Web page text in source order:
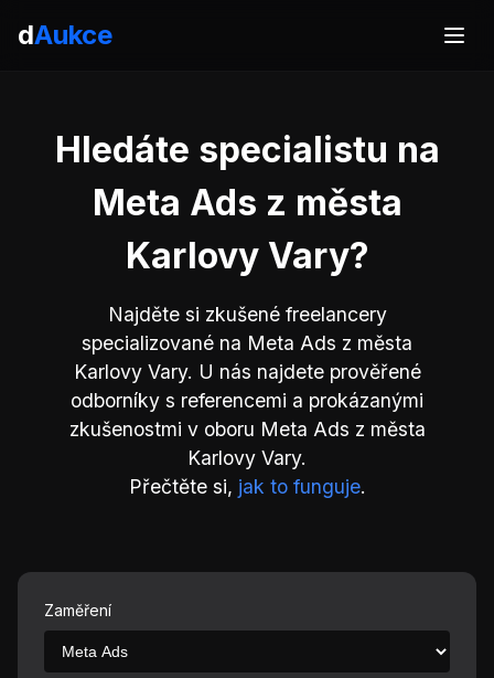
dAukce
Hledáte specialistu na
Meta Ads z města
Karlovy Vary?
Najděte si zkušené freelancery
specializované na Meta Ads z města
Karlovy Vary. U nás najdete prověřené
odborníky s referencemi a prokázanými
zkušenostmi v oboru Meta Ads z města
Karlovy Vary.
Přečtěte si, jak to funguje.
Zaměření